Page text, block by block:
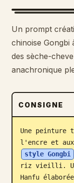
Invites
Tarifs
Blog
Mises à jour
Un prompt
chinoise Gongbi
des sèche-
anachronique
CONSIGNE
Une peinture
l'encre et
style Gongbi
riz vieilli.
Hanfu